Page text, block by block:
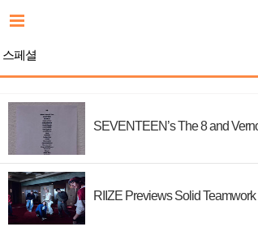
스페셜
SEVENTEEN’s The 8 and
RIIZE Previews Solid